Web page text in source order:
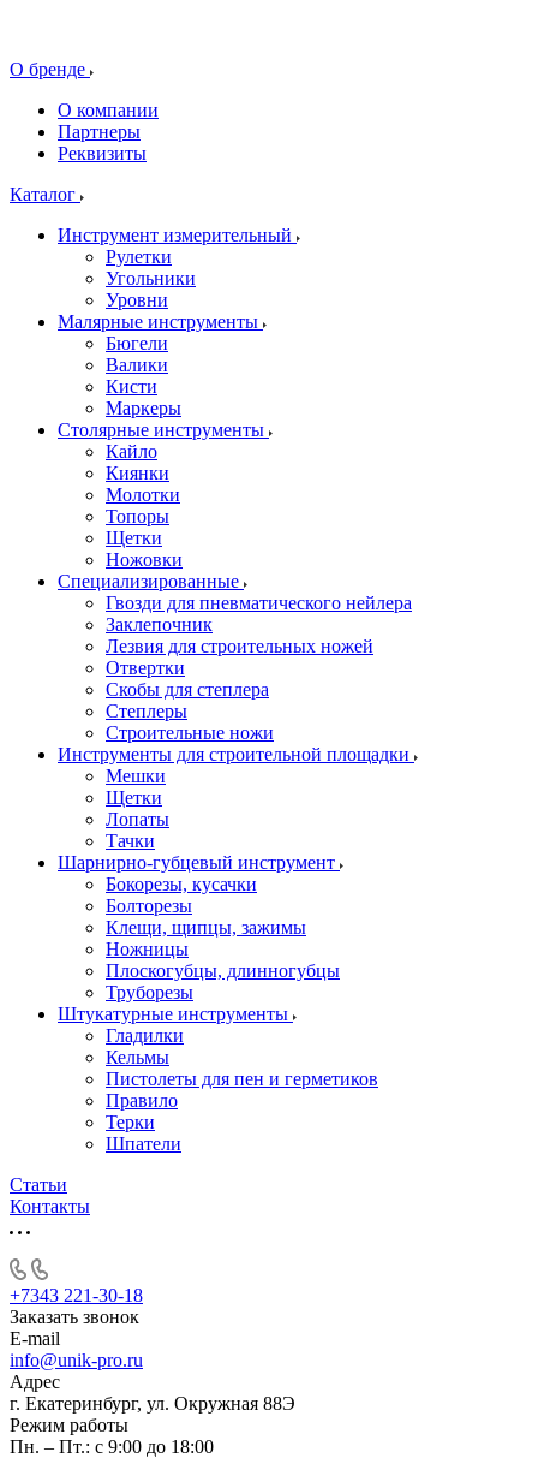
О бренде
О компании
Партнеры
Реквизиты
Каталог
Инструмент измерительный
Рулетки
Угольники
Уровни
Малярные инструменты
Бюгели
Валики
Кисти
Маркеры
Столярные инструменты
Кайло
Киянки
Молотки
Топоры
Щетки
Ножовки
Специализированные
Гвозди для пневматического нейлера
Заклепочник
Лезвия для строительных ножей
Отвертки
Скобы для степлера
Степлеры
Строительные ножи
Инструменты для строительной площадки
Мешки
Щетки
Лопаты
Тачки
Шарнирно-губцевый инструмент
Бокорезы, кусачки
Болторезы
Клещи, щипцы, зажимы
Ножницы
Плоскогубцы, длинногубцы
Труборезы
Штукатурные инструменты
Гладилки
Кельмы
Пистолеты для пен и герметиков
Правило
Терки
Шпатели
Статьи
Контакты
+7343 221-30-18
Заказать звонок
E-mail
info@unik-pro.ru
Адрес
г. Екатеринбург, ул. Окружная 88Э
Режим работы
Пн. – Пт.: с 9:00 до 18:00